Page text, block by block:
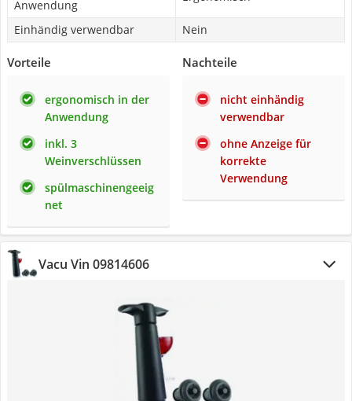
Anwendung
Einhändig verwendbar Nein
Vorteile
ergonomisch in der
Anwendung
inkl. 3
Weinverschlüssen
spülmaschinengeeig
net
Nachteile
nicht einhändig
verwendbar
ohne Anzeige für
korrekte
Verwendung
Vacu Vin 09814606